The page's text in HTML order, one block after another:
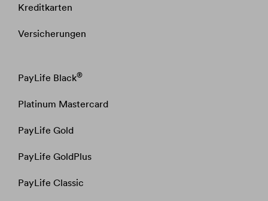
Kreditkarten
Versicherungen
PayLife Black®
Platinum Mastercard
PayLife Gold
PayLife GoldPlus
PayLife Classic